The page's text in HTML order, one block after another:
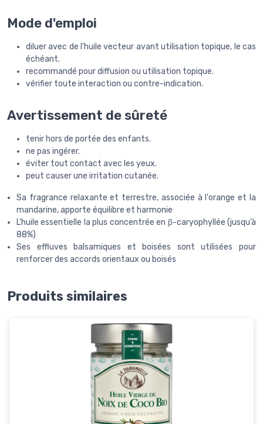
Mode d'emploi
diluer avec de l'huile vecteur avant utilisation topique, le cas
échéant.
recommandé pour diffusion ou utilisation topique.
vérifier toute interaction ou contre-indication.
Avertissement de sûreté
tenir hors de portée des enfants.
ne pas ingérer.
éviter tout contact avec les yeux.
peut causer une irritation cutanée.
Sa fragrance relaxante et terrestre, associée à l'orange et la
mandarine, apporte équilibre et harmonie
L’huile essentielle la plus concentrée en β-caryophyllée (jusqu’à
88%)
Ses effluves balsamiques et boisées sont utilisées pour
renforcer des accords orientaux ou boisés
Produits similaires